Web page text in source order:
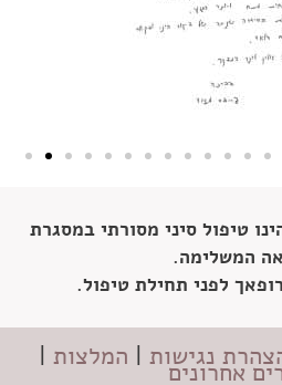
טיפול סיני מסורתי במסגרת
המשלימה.
לפני תחילת טיפול.
נגישות| המלצות| אחרונים